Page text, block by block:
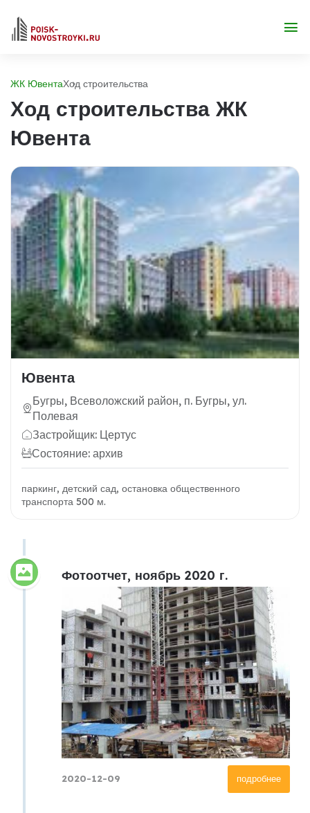
ЖК ЮвентаХод строительства
Ход строительства ЖК
Ювента
Ювента
Бугры, Всеволожский район, п. Бугры, ул.
Полевая
Застройщик: Цертус
Состояние: архив
паркинг, детский сад, остановка общественного
транспорта 500 м.
Фотоотчет, ноябрь 2020 г.
подробнее
2020-12-09